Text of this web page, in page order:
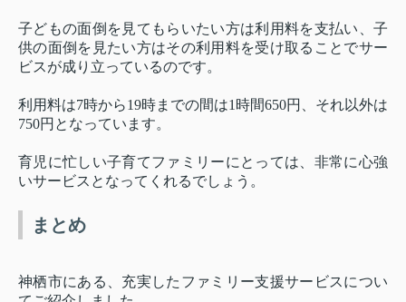
子どもの面倒を見てもらいたい方は利用料を支払い、子
供の面倒を見たい方はその利用料を受け取ることでサー
ビスが成り立っているのです。
利用料は7時から19時までの間は1時間650円、それ以外は
750円となっています。
育児に忙しい子育てファミリーにとっては、非常に心強
いサービスとなってくれるでしょう。
まとめ
神栖市にある、充実したファミリー支援サービスについ